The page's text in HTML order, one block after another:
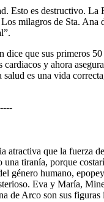
Esto es destructivo. La
milagros de Sta. Ana
dice que sus primeros
y ahora
es una vida
atractiva que la fuerza
tiranía, porque
género humano,
Eva y María,
de Arco son sus figuras